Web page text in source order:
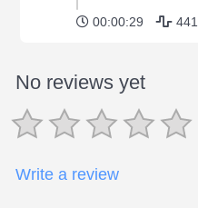
00:00:29
No reviews yet
Write a review